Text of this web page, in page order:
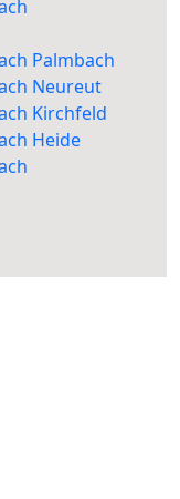
Palmbach
Neureut
Kirchfeld
Heide